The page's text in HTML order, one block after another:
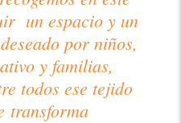
un espacio y un
por niños,
y familias,
todos ese tejido
transforma